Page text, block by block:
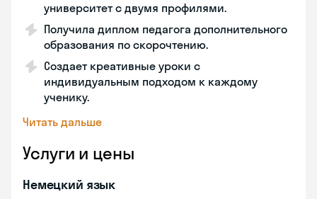
университет с двумя профилями.
Получила диплом педагога дополнительного
образования по скорочтению.
Создает креативные уроки с
индивидуальным подходом к каждому
ученику.
Читать дальше
Услуги и цены
Немецкий язык